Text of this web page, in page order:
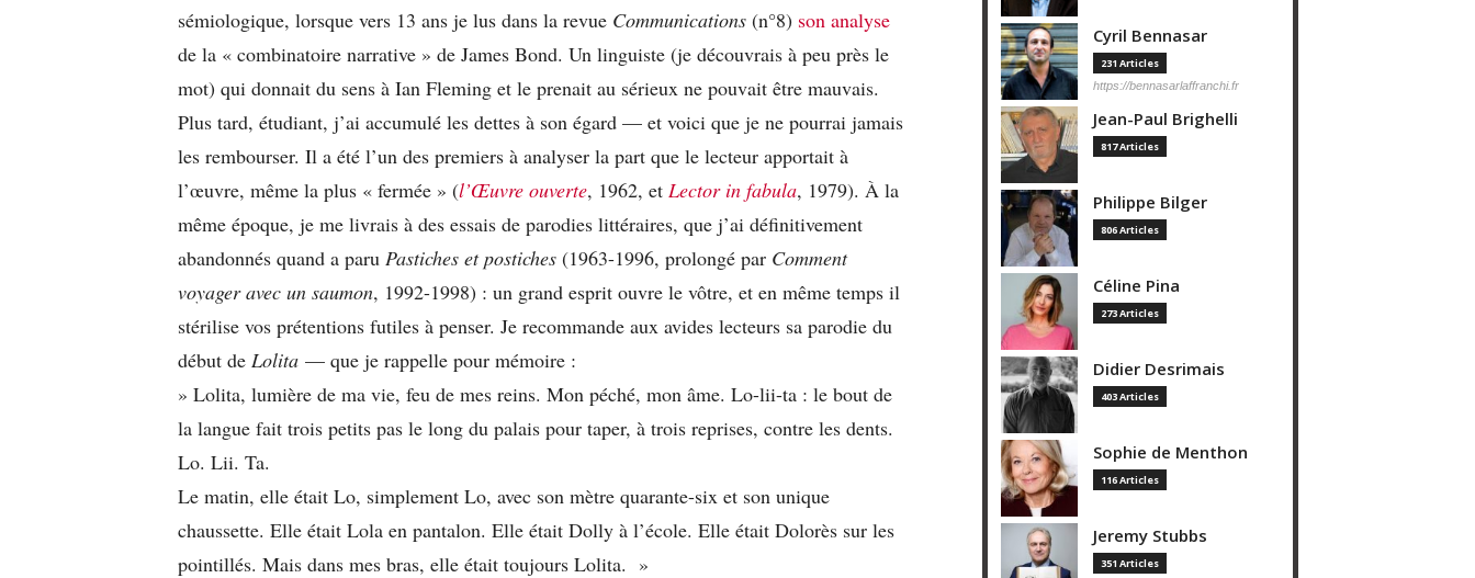
sémiologique, lorsque vers 13 ans je lus dans la revue Communications (n°8) son analyse
de la « combinatoire narrative » de James Bond. Un linguiste (je découvrais à peu près le
mot) qui donnait du sens à Ian Fleming et le prenait au sérieux ne pouvait être mauvais.
Plus tard, étudiant, j’ai accumulé les dettes à son égard — et voici que je ne pourrai jamais
les rembourser. Il a été l’un des premiers à analyser la part que le lecteur apportait à
l’œuvre, même la plus « fermée » (l’Œuvre ouverte, 1962, et Lector in fabula, 1979). À la
même époque, je me livrais à des essais de parodies littéraires, que j’ai définitivement
abandonnés quand a paru Pastiches et postiches (1963-1996, prolongé par Comment
voyager avec un saumon, 1992-1998) : un grand esprit ouvre le vôtre, et en même temps il
stérilise vos prétentions futiles à penser. Je recommande aux avides lecteurs sa parodie du
début de Lolita — que je rappelle pour mémoire :
» Lolita, lumière de ma vie, feu de mes reins. Mon péché, mon âme. Lo-lii-ta : le bout de
la langue fait trois petits pas le long du palais pour taper, à trois reprises, contre les dents.
Lo. Lii. Ta.
Le matin, elle était Lo, simplement Lo, avec son mètre quarante-six et son unique
chaussette. Elle était Lola en pantalon. Elle était Dolly à l’école. Elle était Dolorès sur les
pointillés. Mais dans mes bras, elle était toujours Lolita. »
Cyril Bennasar
231 Articles
https://bennasarlaffranchi.fr
Jean-Paul Brighelli
817 Articles
Philippe Bilger
806 Articles
Céline Pina
273 Articles
Didier Desrimais
403 Articles
Sophie de Menthon
116 Articles
Jeremy Stubbs
351 Articles